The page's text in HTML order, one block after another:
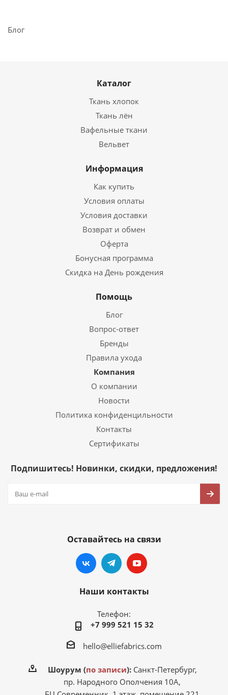
Блог
Каталог
Ткань хлопок
Ткань лён
Вафельные ткани
Вельвет
Информация
Как купить
Условия оплаты
Условия доставки
Возврат и обмен
Оферта
Бонусная программа
Скидка на День рождения
Помощь
Блог
Вопрос-ответ
Бренды
Правила ухода
Компания
О компании
Новости
Политика конфиденцильности
Контакты
Сертификаты
Подпишитесь! Новинки, скидки, предложения!
Оставайтесь на связи
Наши контакты
Телефон:
+7 999 521 15 32
hello@elliefabrics.com
Шоурум (по записи):Санкт-Петербург,
пр. Народного Ополчения 10А,